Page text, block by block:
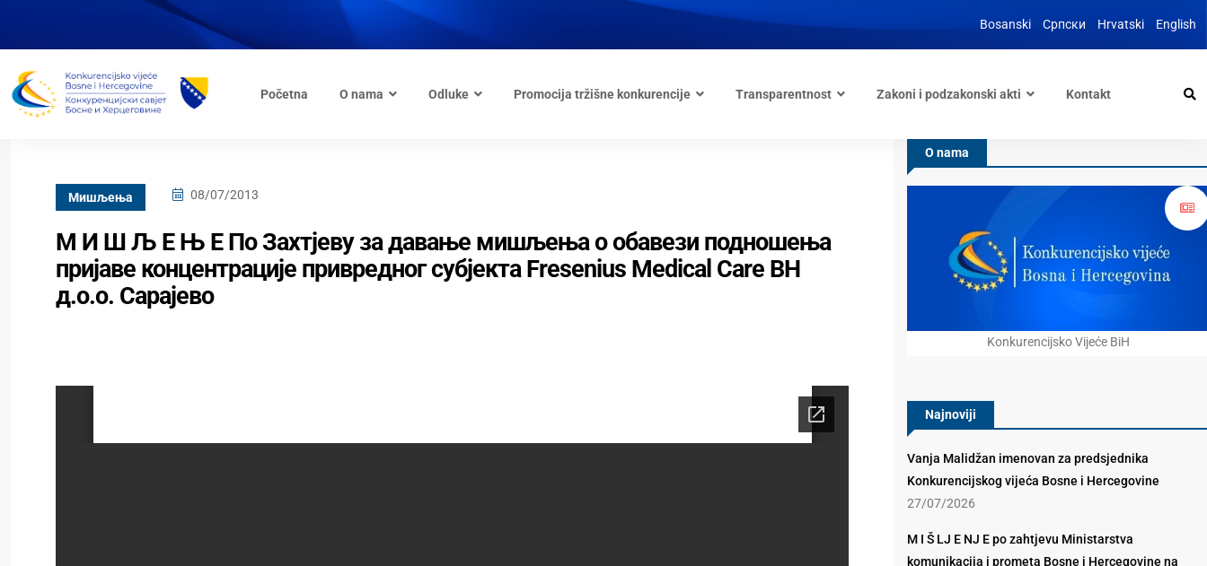
Bosanski Српски Hrvatski English
Početna O nama Odluke Promocija tržišne konkurencije Transparentnost Zakoni i podzakonski akti Kontakt
Mишљења 08/07/2013
М И Ш Љ Е Њ Е По Захтјеву за давање мишљења о обавези подношења
пријаве концентрације привредног субјекта Fresenius Medical Care BH
д.о.о. Сарајево
O nama
Konkurencijsko Vijeće BiH
Najnoviji
Vanja Malidžan imenovan za predsjednika
Konkurencijskog vijeća Bosne i Hercegovine
27/07/2026
M I Š LJ E NJ E po zahtjevu Ministarstva
komunikacija i prometa Bosne i Hercegovine na